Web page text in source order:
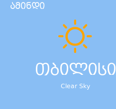
ამინდი
თბილისი
Clear Sky